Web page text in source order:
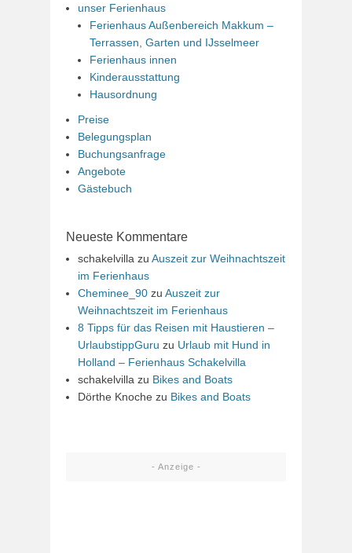
unser Ferienhaus
Ferienhaus Außenbereich Makkum –
Terrassen, Garten und IJsselmeer
Ferienhaus innen
Kinderausstattung
Hausordnung
Preise
Belegungsplan
Buchungsanfrage
Angebote
Gästebuch
Neueste Kommentare
schakelvilla zu Auszeit zur Weihnachtszeit
im Ferienhaus
Cheminee_90 zu Auszeit zur
Weihnachtszeit im Ferienhaus
8 Tipps für das Reisen mit Haustieren –
UrlaubstippGuru zu Urlaub mit Hund in
Holland – Ferienhaus Schakelvilla
schakelvilla zu Bikes and Boats
Dörthe Knoche zu Bikes and Boats
- Anzeige -